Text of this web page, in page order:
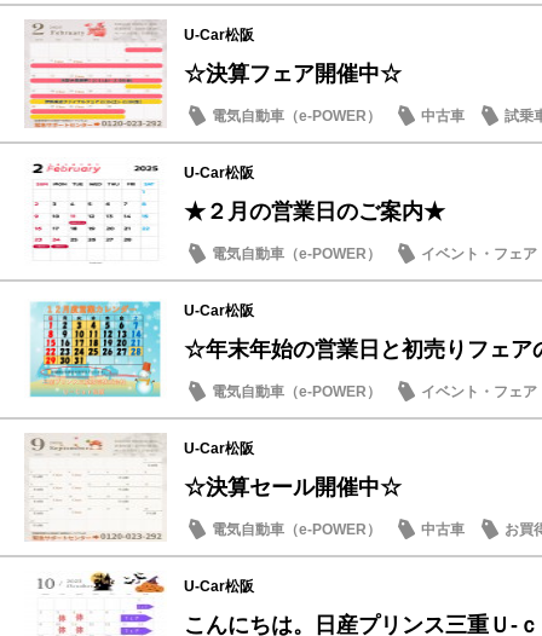
営業日・店休日
U-Car松阪
☆決算フェア開催中☆
電気自動車（e-POWER） 中古車
試乗
日産のお店
U-Car松阪
★２月の営業日のご案内★
電気自動車（e-POWER）
イベント・フェア
日産のお店
U-Car松阪
☆年末年始の営業日と初売りフェ
電気自動車（e-POWER）
イベント・フェア
営業日・店休日
U-Car松阪
☆決算セール開催中☆
電気自動車（e-POWER） 中古車
お買
日産のお店
U-Car松阪
こんにちは。日産プリンス三重Ｕ‐